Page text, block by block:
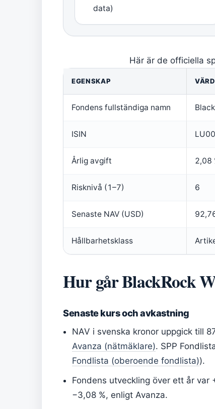
data)
Här är de officiella
EGENSKAP
Fondens fullständiga namn
ISIN
Årlig avgift 2,08
Risknivå (1–7) 6
Senaste NAV (USD)
Hållbarhetsklass
Hur går BlackRock
Senaste kurs och avkastning
NAV i svenska kronor uppgick till
Avanza (nätmäklare). SPP
Fondlista (oberoende fondlista)).
Fondens utveckling över ett år var
−3,08 %, enligt Avanza.